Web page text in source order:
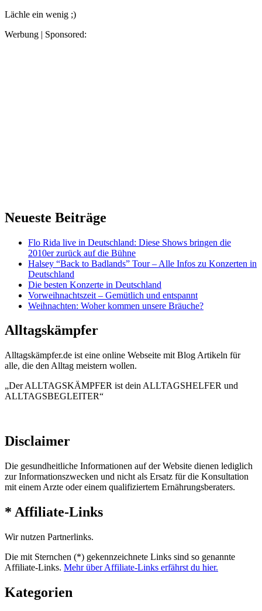
Lächle ein wenig ;)
Werbung | Sponsored:
Neueste Beiträge
Flo Rida live in Deutschland: Diese Shows bringen die
2010er zurück auf die Bühne
Halsey “Back to Badlands” Tour – Alle Infos zu Konzerten in
Deutschland
Die besten Konzerte in Deutschland
Vorweihnachtszeit – Gemütlich und entspannt
Weihnachten: Woher kommen unsere Bräuche?
Alltagskämpfer
Alltagskämpfer.de ist eine online Webseite mit Blog Artikeln für
alle, die den Alltag meistern wollen.
„Der ALLTAGSKÄMPFER ist dein ALLTAGSHELFER und
ALLTAGSBEGLEITER“
Disclaimer
Die gesundheitliche Informationen auf der Website dienen lediglich
zur Informationszwecken und nicht als Ersatz für die Konsultation
mit einem Arzte oder einem qualifiziertem Ernährungsberaters.
* Affiliate-Links
Wir nutzen Partnerlinks.
Die mit Sternchen (*) gekennzeichnete Links sind so genannte
Affiliate-Links. Mehr über Affiliate-Links erfährst du hier.
Kategorien